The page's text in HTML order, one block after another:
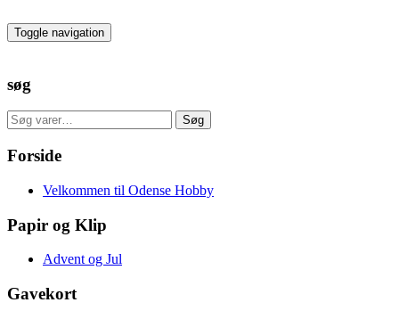
to
the
Toggle navigation
søg
Søg
efter:
Søg
Forside
Velkommen til Odense Hobby
Papir og Klip
Advent og Jul
Gavekort